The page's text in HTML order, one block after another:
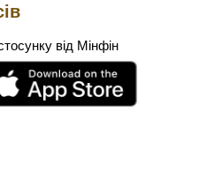
від Мінфін